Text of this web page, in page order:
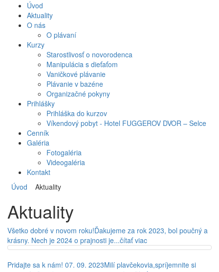
Úvod
Aktuality
O nás
O plávaní
Kurzy
Starostlivosť o novorodenca
Manipulácia s dieťaťom
Vaničkové plávanie
Plávanie v bazéne
Organizačné pokyny
Prihlášky
Prihláška do kurzov
Víkendový pobyt - Hotel FUGGEROV DVOR – Selce
Cenník
Galéria
Fotogaléria
Videogaléria
Kontakt
Úvod
Aktuality
Aktuality
Všetko dobré v novom roku!Ďakujeme za rok 2023, bol poučný a
krásny. Nech je 2024 o prajnosti je...čítať viac
Pridajte sa k nám! 07. 09. 2023Milí plavčekovia,spríjemnite si